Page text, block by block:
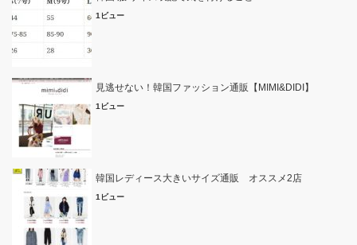
1ビュー
見逃せない！韓国ファッション通販【MIMI&DIDI】
1ビュー
韓国レディース大きいサイズ通販 オススメ2店
1ビュー